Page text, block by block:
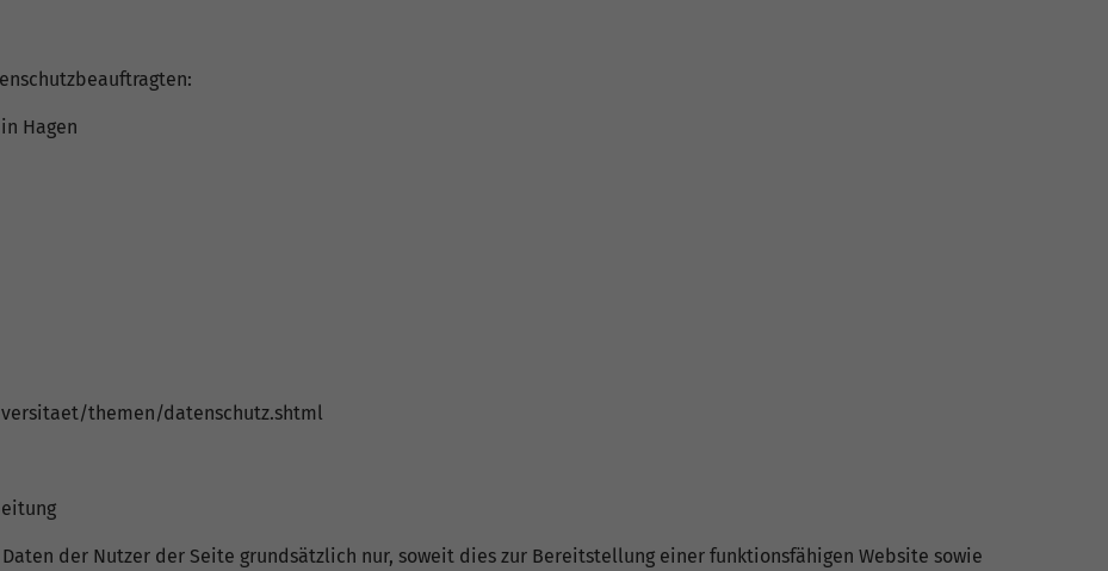
Hagen
themen/datenschutz.shtml
der Nutzer der Seite grundsätzlich nur, soweit dies zur Bereitstellung einer funktionsfähigen Website sowie